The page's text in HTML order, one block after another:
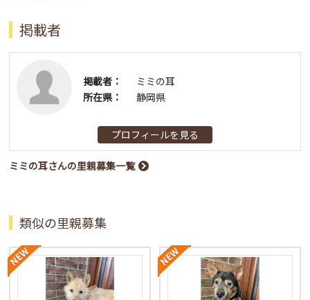
掲載者
掲載者：
ミミの耳
所在県：
静岡県
プロフィールを見る
ミミの耳さんの里親募集一覧
類似の里親募集